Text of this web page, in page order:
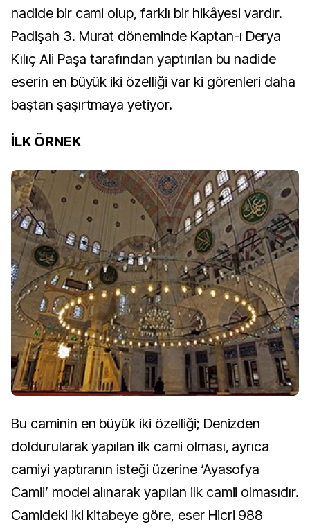
nadide bir cami olup, farklı bir hikâyesi vardır.
Padişah 3. Murat döneminde Kaptan-ı Derya
Kılıç Ali Paşa tarafından yaptırılan bu nadide
eserin en büyük iki özelliği var ki görenleri daha
baştan şaşırtmaya yetiyor.
İLK ÖRNEK
Bu caminin en büyük iki özelliği; Denizden
doldurularak yapılan ilk cami olması, ayrıca
camiyi yaptıranın isteği üzerine ‘Ayasofya
Camii’ model alınarak yapılan ilk camii olmasıdır.
Camideki iki kitabeye göre, eser Hicri 988